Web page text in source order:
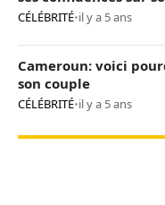
CÉLÉBRITÉ•il y a 5 ans
Cameroun: voici
son couple
CÉLÉBRITÉ•il y a 5 ans